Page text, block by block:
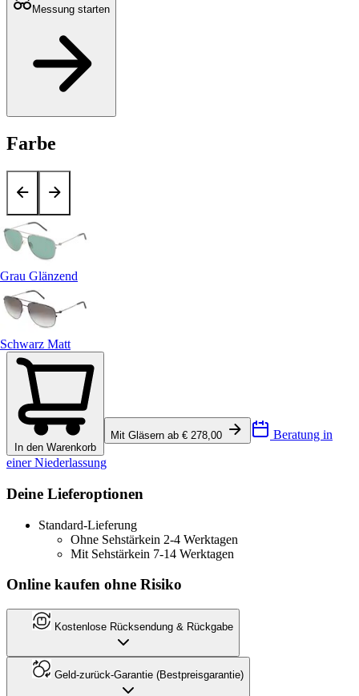
Messung starten
Farbe
Grau Glänzend
Schwarz Matt
In den Warenkorb
Mit Gläsern ab € 278,00 Beratung in
einer Niederlassung
Deine Lieferoptionen
Standard-Lieferung
Ohne Sehstärkein 2-4 Werktagen
Mit Sehstärkein 7-14 Werktagen
Online kaufen ohne Risiko
Kostenlose Rücksendung & Rückgabe
Geld-zurück-Garantie (Bestpreisgarantie)